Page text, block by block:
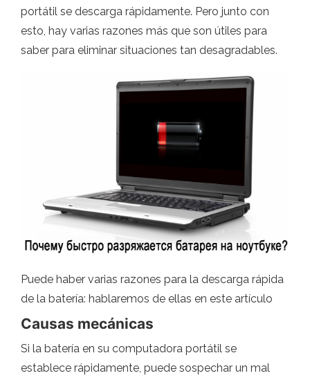
portátil se descarga rápidamente. Pero junto con
esto, hay varias razones más que son útiles para
saber para eliminar situaciones tan desagradables.
Puede haber varias razones para la descarga rápida
de la batería: hablaremos de ellas en este artículo
Causas mecánicas
Si la batería en su computadora portátil se
establece rápidamente, puede sospechar un mal